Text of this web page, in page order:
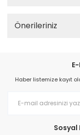
Önerileriniz
Haber listemize kayıt
Sosyal